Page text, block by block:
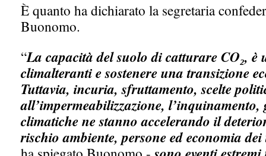
È quanto ha dichiarato la segretaria
Buonomo.
“La capacità del suolo di catturare CO₂,
climalteranti e sostenere una transizione
Tuttavia, incuria, sfruttamento, scelte
all’impermeabilizzazione,
climatiche ne stanno accelerando il
rischio ambiente, persone ed economia